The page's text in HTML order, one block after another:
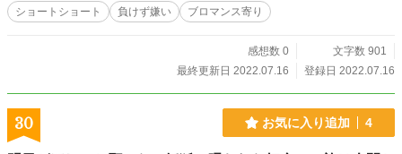
ショートショート 負けず嫌い ブロマンス寄り
感想数 0
文字数 901
最終更新日 2022.07.16
登録日 2022.07.16
30 お気に入り追加 4